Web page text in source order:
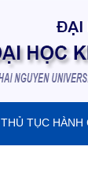
THỦ TỤC HÀNH